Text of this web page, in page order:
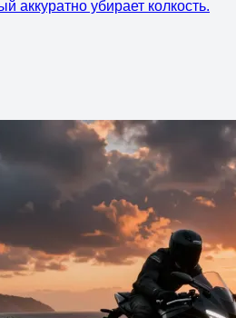
аккуратно убирает колкость.